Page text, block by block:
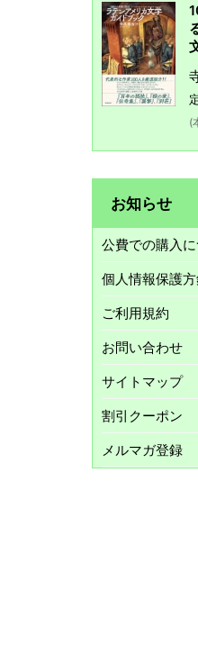
(
お知らせ
公費での購入
個人情報保護
ご利用規約
お問い合わせ
サイトマップ
割引クーポン
メルマガ登録